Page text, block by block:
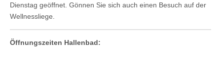
Dienstag geöffnet. Gönnen Sie sich auch einen Besuch auf der
Wellnessliege.
Öffnungszeiten Hallenbad: